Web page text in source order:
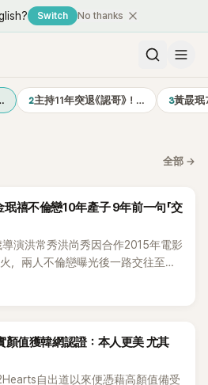
Switch No thanks
2主持11年突退《認哥》！… 3黃晸
全部 →
禧不倫戀10年產子 9年前一句「交
演洪常秀洪尚秀因合作2015年電影
火，兩人不倫戀曝光後一路交往至
於去年迎來兩人的兒子。金珉禧也
，新片尚未上映，她9年前電影中的
，意外再度掀起熱議。
獲韓網認證：本人更美 尤其
自出道以來便憑藉高顏值備受